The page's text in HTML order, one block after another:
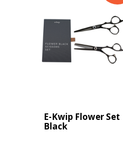
E-Kwip Flower Set
Black